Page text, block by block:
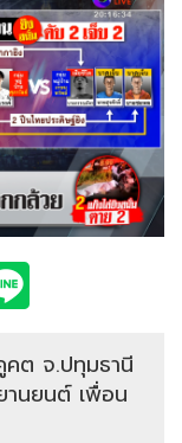
ต จ.ปทุมธานี
นยนต์ เพื่อน